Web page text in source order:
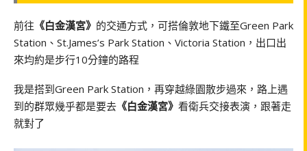
前往 《白金漢宮》 的交通方式，可搭倫敦地下鐵至Green Park
Station、St.James’s Park Station、Victoria Station，出口出
來均約是步行10分鐘的路程
我是搭到Green Park Station，再穿越綠園散步過來，路上遇
到的群眾幾乎都是要去 《白金漢宮》 看衛兵交接表演，跟著走
就對了